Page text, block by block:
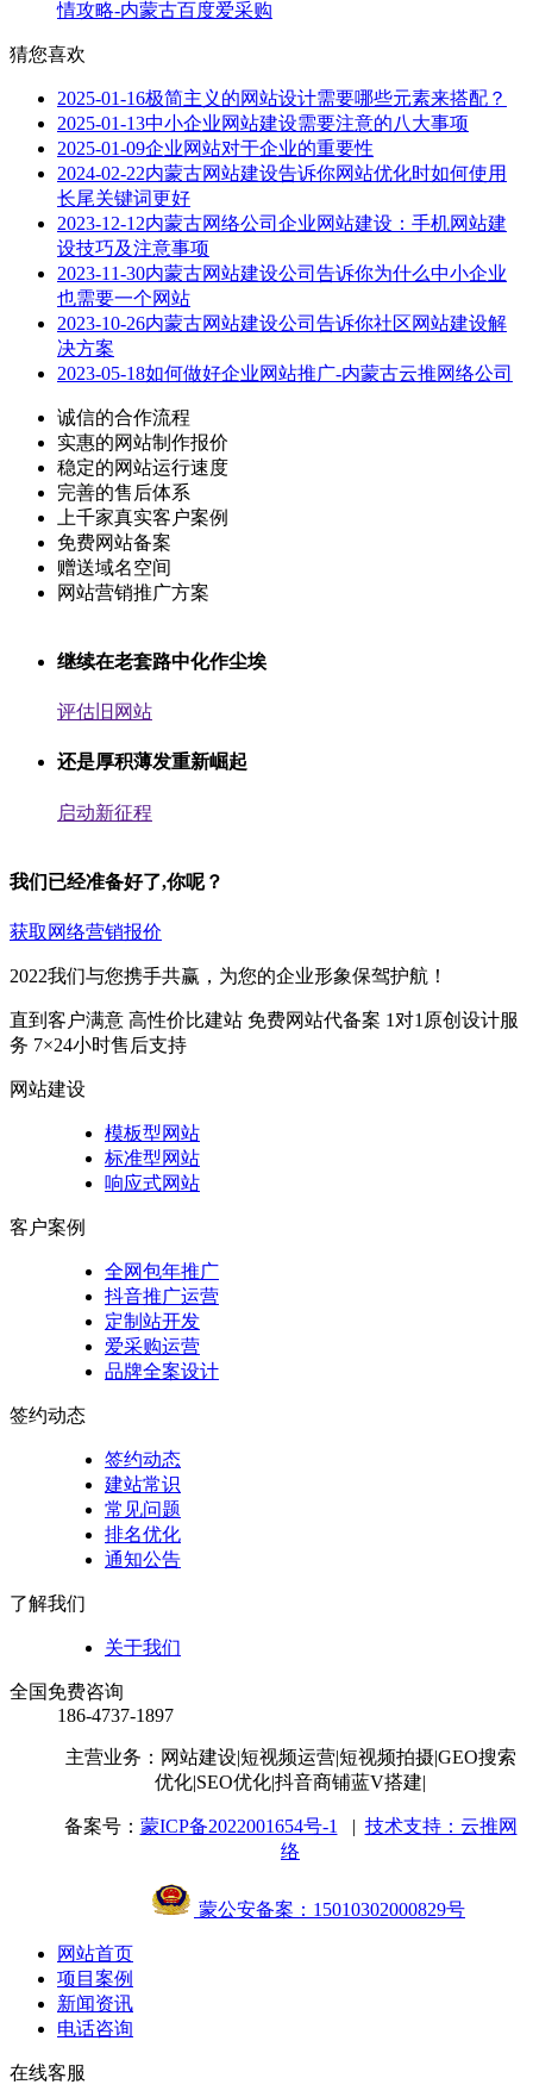
情攻略-内蒙古百度爱采购
猜您喜欢
2025-01-16极简主义的网站设计需要哪些元素来搭配？
2025-01-13中小企业网站建设需要注意的八大事项
2025-01-09企业网站对于企业的重要性
2024-02-22内蒙古网站建设告诉你网站优化时如何使用
长尾关键词更好
2023-12-12内蒙古网络公司企业网站建设：手机网站建
设技巧及注意事项
2023-11-30内蒙古网站建设公司告诉你为什么中小企业
也需要一个网站
2023-10-26内蒙古网站建设公司告诉你社区网站建设解
决方案
2023-05-18如何做好企业网站推广-内蒙古云推网络公司
诚信的合作流程
实惠的网站制作报价
稳定的网站运行速度
完善的售后体系
上千家真实客户案例
免费网站备案
赠送域名空间
网站营销推广方案
继续在老套路中化作尘埃
评估旧网站
还是厚积薄发重新崛起
启动新征程
我们已经准备好了,你呢？
获取网络营销报价
2022我们与您携手共赢，为您的企业形象保驾护航！
直到客户满意 高性价比建站 免费网站代备案 1对1原创设计服
务 7×24小时售后支持
网站建设
模板型网站
标准型网站
响应式网站
客户案例
全网包年推广
抖音推广运营
定制站开发
爱采购运营
品牌全案设计
签约动态
签约动态
建站常识
常见问题
排名优化
通知公告
了解我们
关于我们
全国免费咨询
186-4737-1897
主营业务：网站建设|短视频运营|短视频拍摄|GEO搜索
优化|SEO优化|抖音商铺蓝V搭建|
备案号： 蒙ICP备2022001654号-1 | 技术支持：云推网
络
蒙公安备案：15010302000829号
网站首页
项目案例
新闻资讯
电话咨询
在线客服